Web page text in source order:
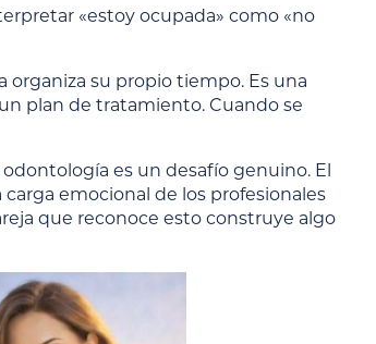
«estoy ocupada» como «no
organiza su propio tiempo. Es una
plan de tratamiento. Cuando se
es un desafío genuino. El
emocional de los profesionales
que reconoce esto construye algo